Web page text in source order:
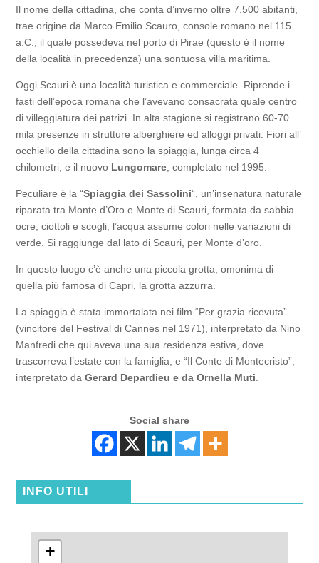
Il nome della cittadina, che conta d’inverno oltre 7.500 abitanti,
trae origine da Marco Emilio Scauro, console romano nel 115
a.C., il quale possedeva nel porto di Pirae (questo è il nome
della località in precedenza) una sontuosa villa maritima.
Oggi Scauri è una località turistica e commerciale. Riprende i
fasti dell’epoca romana che l’avevano consacrata quale centro
di villeggiatura dei patrizi. In alta stagione si registrano 60-70
mila presenze in strutture alberghiere ed alloggi privati. Fiori all’
occhiello della cittadina sono la spiaggia, lunga circa 4
chilometri, e il nuovo Lungomare , completato nel 1995.
Peculiare è la “Spiaggia dei Sassolini“, un’insenatura naturale
riparata tra Monte d’Oro e Monte di Scauri, formata da sabbia
ocre, ciottoli e scogli, l’acqua assume colori nelle variazioni di
verde. Si raggiunge dal lato di Scauri, per Monte d’oro.
In questo luogo c’è anche una piccola grotta, omonima di
quella più famosa di Capri, la grotta azzurra.
La spiaggia è stata immortalata nei film “Per grazia ricevuta”
(vincitore del Festival di Cannes nel 1971), interpretato da Nino
Manfredi che qui aveva una sua residenza estiva, dove
trascorreva l’estate con la famiglia, e “Il Conte di Montecristo”,
interpretato daGerard Depardieu e da Ornella Muti
Social share
INFO UTILI
+